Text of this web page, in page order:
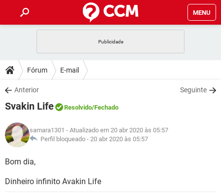
MENU
CELULAR
OUTLOOK
INSTAGRAM GMAIL
GUIA DE COMPRAS
DICAS
JOGOS
INSTAGRAM GMAIL
GUIA DE COMPRAS
DOWNLOADS
JOGOS WHATSAPP
CELULAR
OUTLOOK EXCEL
INSTAGRAM
JOGOS WHATSAPP
CELULAR
OUTLOOK
INSTAGRAM
GLOSSÁRIO
JOGOS
Fórum E-mail
Anterior Seguinte
Svakin Life Resolvido/Fechado
samara1301 - Atualizado em 20 abr 2020 às 05:57
Perfil bloqueado - 20 abr 2020 às 05:57
Bom dia,
Dinheiro infinito Avakin Life